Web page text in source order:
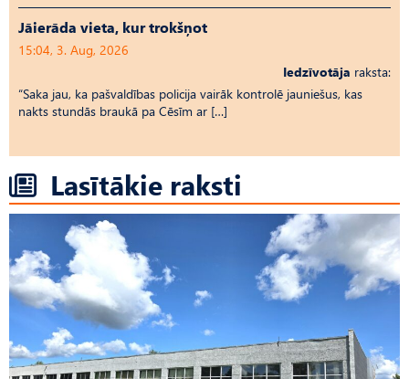
Jāierāda vieta, kur trokšņot
15:04, 3. Aug, 2026
Iedzīvotāja raksta:
“Saka jau, ka pašvaldības policija vairāk kontrolē jauniešus, kas
nakts stundās braukā pa Cēsīm ar […]
Lasītākie raksti